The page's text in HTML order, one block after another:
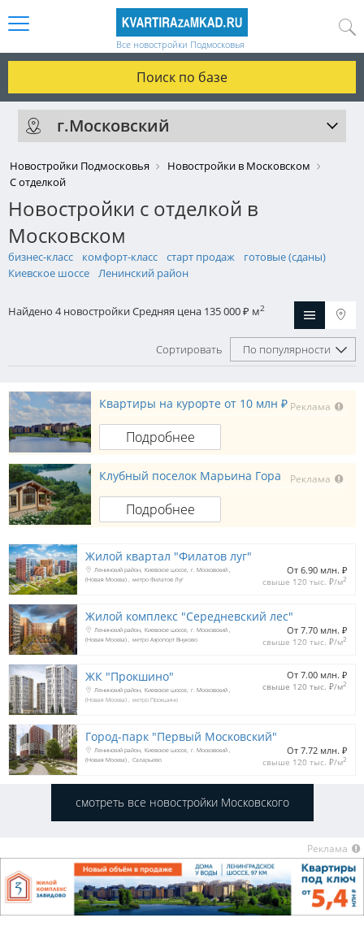
Все новостройки Подмосковья
Поиск по базе
г.Московский
Новостройки Подмосковья
Новостройки в Московском
С отделкой
Новостройки с отделкой в
Московском
бизнес-класс комфорт-класс старт продаж
готовые (сданы)
Киевское шоссе
Ленинский район
Найдено 4 новостройкиСредняя цена 135 000 ₽ м2
Сортировать По популярности
Реклама
Квартиры на курорте от 10 млн ₽
Подробнее
Реклама
Клубный поселок Марьина Гора
Подробнее
Жилой квартал "Филатов луг"
От 6.90 млн. ₽
свыше 120 тыс. ₽/м2
Ленинский район Киевское шоссе г. Московский
(Новая Москва)
метро Филатов Луг
Жилой комплекс "Середневский лес"
От 7.70 млн. ₽
свыше 120 тыс. ₽/м2
Ленинский район Киевское шоссе г. Московский
(Новая Москва)
метро Аэропорт Внуково
ЖК "Прокшино" От 7.00 млн. ₽
свыше 120 тыс. ₽/м2
Ленинский район Киевское шоссе г. Московский
(Новая Москва)
метро Прокшино
Город-парк "Первый Московский"
От 7.72 млн. ₽
свыше 120 тыс. ₽/м2
Ленинский район Киевское шоссе г. Московский
(Новая Москва)
Саларьево
смотреть все новостройки Московского
Реклама